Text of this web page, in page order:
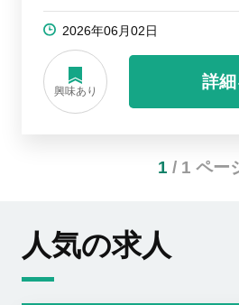
2026年06月02日
興味あり
詳
1 / 1 ペー
人気の求人